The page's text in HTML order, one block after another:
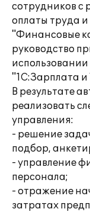
сотрудников
оплаты труда
"Финансовые
руководство
"1С:Зарплата
В результате
реализовать
управления:
- решение
подбор,
- управление
персонала;
- отражение
затратах